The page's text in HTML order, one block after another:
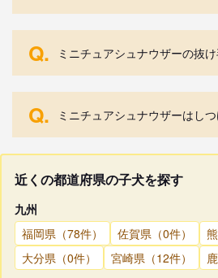
Q. ミニチュアシュナウザーの抜
Q. ミニチュアシュナウザーはし
近くの都道府県の子犬を探す
九州
福岡県（78件）
佐賀県（0件）
大分県（0件）
宮崎県（12件）